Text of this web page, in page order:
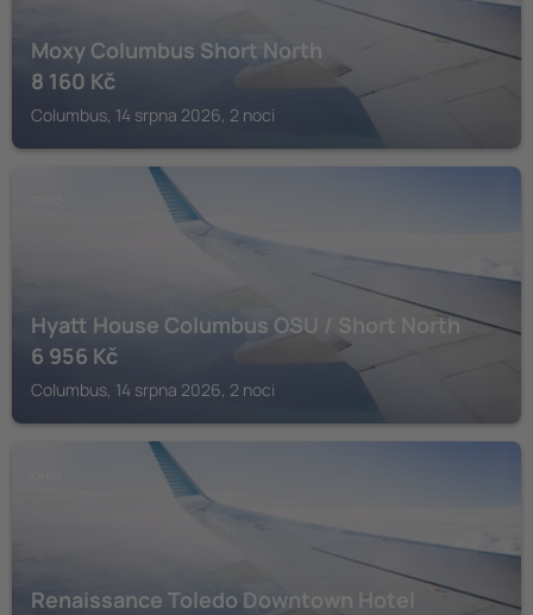
Moxy Columbus Short North
8 160 Kč
Columbus, 14 srpna 2026, 2 noci
Hyatt House Columbus OSU / Short North
6 956 Kč
Columbus, 14 srpna 2026, 2 noci
Renaissance Toledo Downtown Hotel